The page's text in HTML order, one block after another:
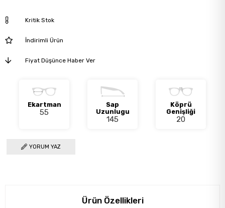
Kritik Stok
İndirimli Ürün
Fiyat Düşünce Haber Ver
Ekartman
55
Sap
Uzunlugu
145
Köprü
Genişliği
20
YORUM YAZ
Ürün Özellikleri